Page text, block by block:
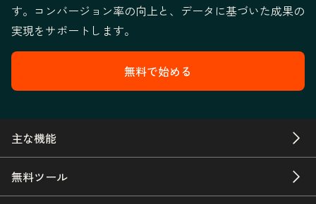
す。コンバージョン率の向上と、データに基づいた成果の
実現をサポートします。
無料で始める
主な機能
無料ツール